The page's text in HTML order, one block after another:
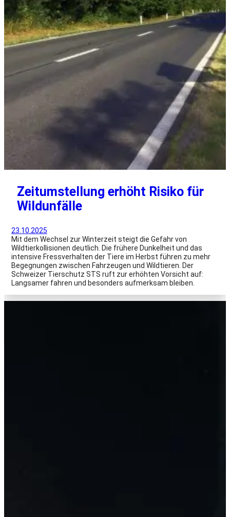
Zeitumstellung erhöht Risiko für
Wildunfälle
23.10.2025
Mit dem Wechsel zur Winterzeit steigt die Gefahr von
Wildtierkollisionen deutlich. Die frühere Dunkelheit und das
intensive Fressverhalten der Tiere im Herbst führen zu mehr
Begegnungen zwischen Fahrzeugen und Wildtieren. Der
Schweizer Tierschutz STS ruft zur erhöhten Vorsicht auf:
Langsamer fahren und besonders aufmerksam bleiben.